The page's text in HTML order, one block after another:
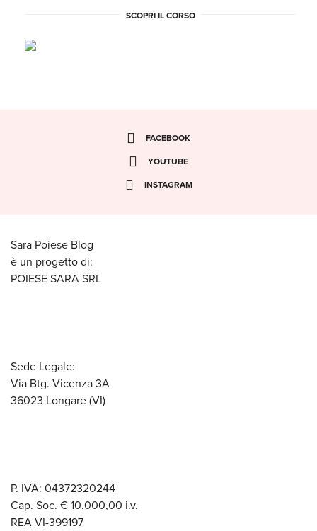
SCOPRI IL CORSO
FACEBOOK
YOUTUBE
INSTAGRAM
Sara Poiese Blog
è un progetto di:
POIESE SARA SRL
Sede Legale:
Via Btg. Vicenza 3A
36023 Longare (VI)
P. IVA: 04372320244
Cap. Soc. € 10.000,00 i.v.
REA VI-399197